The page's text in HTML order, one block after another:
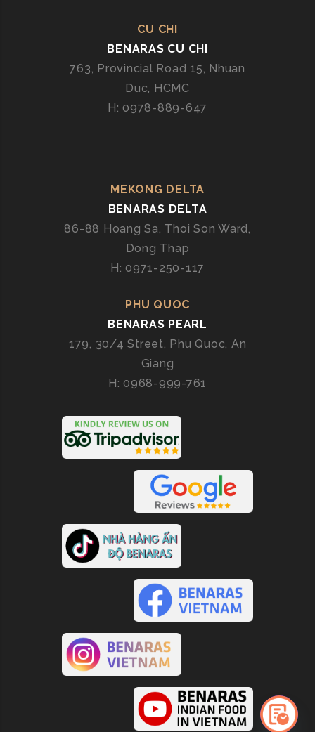
CU CHI
BENARAS CU CHI
763, Provincial Road 15, Nhuan
Duc, HCMC
H: 0978-889-647
MEKONG DELTA
BENARAS DELTA
86-88 Hoang Sa, Thoi Son Ward,
Dong Thap
H: 0971-250-117
PHU QUOC
BENARAS PEARL
179, 30/4 Street, Phu Quoc, An
Giang
H: 0968-999-761